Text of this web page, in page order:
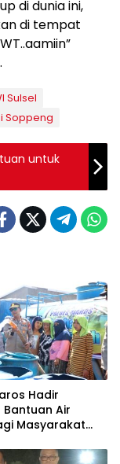
di dunia ini,
di tempat
Sulsel
Soppeng
untuk
Hadir
Bantuan Air
Masyarakat